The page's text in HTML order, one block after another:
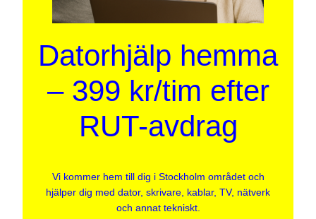
Datorhjälp hemma
– 399 kr/tim efter
RUT-avdrag
Vi kommer hem till dig i Stockholm området och
hjälper dig med dator, skrivare, kablar, TV, nätverk
och annat tekniskt.